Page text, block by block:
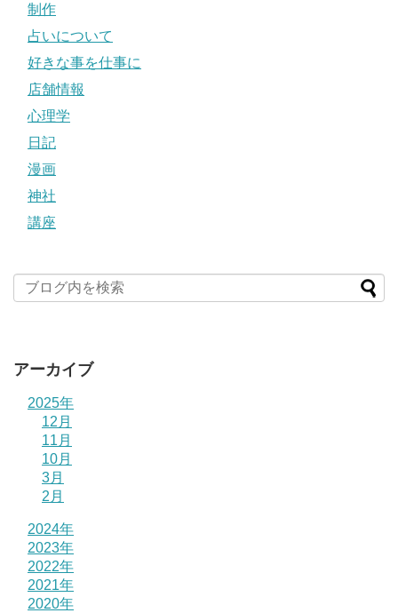
制作
占いについて
好きな事を仕事に
店舗情報
心理学
日記
漫画
神社
講座
アーカイブ
2025年
12月
11月
10月
3月
2月
2024年
2023年
2022年
2021年
2020年